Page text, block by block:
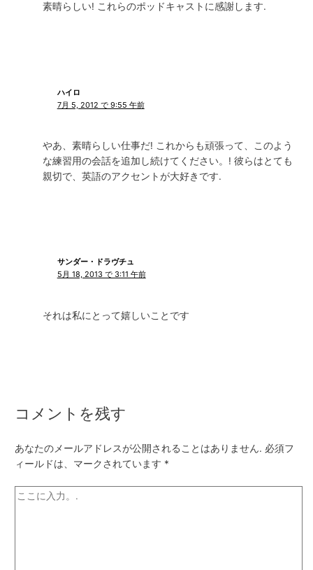
素晴らしい! これらのポッドキャストに感謝します.
ハイロ
7月 5, 2012 で 9:55 午前
やあ、素晴らしい仕事だ! これからも頑張って、このよう
な練習用の会話を追加し続けてください。! 彼らはとても
親切で、英語のアクセントが大好きです.
サンダー・ドラヴチュ
5月 18, 2013 で 3:11 午前
それは私にとって嬉しいことです
コメントを残す
あなたのメールアドレスが公開されることはありません. 必須フ
ィールドは、マークされています *